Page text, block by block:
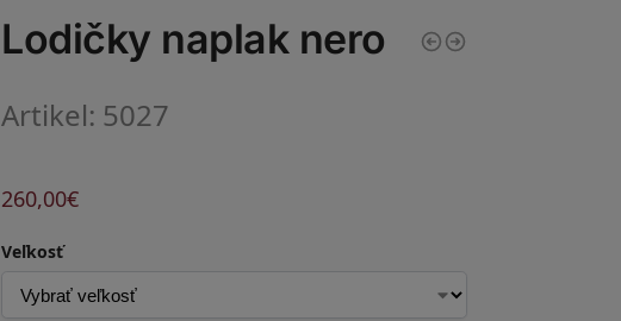
Lodičky naplak nero
Artikel: 5027
260,00€
Veľkosť